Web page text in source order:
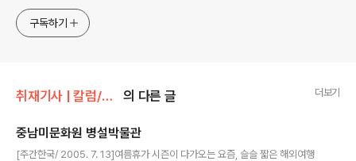
면서, 고양이와 반려인의 행복에 도움이 될 책을 만듭니다.
구독하기
취재기사 | 칼럼/박물관 기행 의 다른 글 더보기
중남미문화원 병설박물관
[주간한국/ 2005. 7. 13]여름휴가 시즌이 다가오는 요즘, 슬슬 짧은 해외여행